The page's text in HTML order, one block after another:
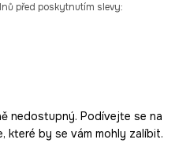
před poskytnutím slevy:
nedostupný. Podívejte se na
které by se vám mohly zalíbit.